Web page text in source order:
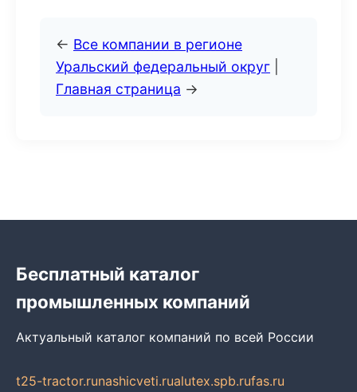
← Все компании в регионе
Уральский федеральный округ
Главная страница →
Бесплатный каталог
промышленных компаний
Актуальный каталог компаний по всей России
t25-tractor.runashicveti.rualutex.spb.rufas.ru